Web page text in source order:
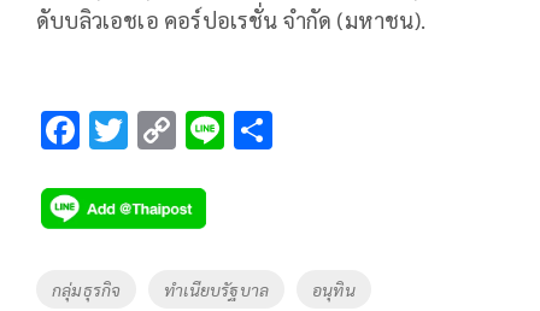
ดับบลิวเอชเอ คอร์ปอเรชั่น จำกัด (มหาชน).
F
e
b
o
T
tt
er
C
p
y
Li
Li
Tags
กลุ่มธุรกิจ ทำเนียบรัฐบาล อนุทิน